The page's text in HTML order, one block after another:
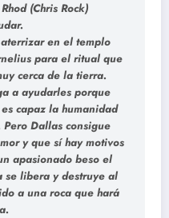
(Chris Rock)
en el templo
para el ritual que
cerca de la tierra.
a ayudarles porque
capaz la humanidad
Dallas consigue
y que sí hay motivos
apasionado beso el
se libera y destruye al
a una roca que hará